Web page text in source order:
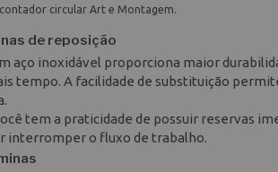
circular Art e Montagem.
de reposição
aço inoxidável proporciona maior
tempo. A facilidade de substituição
tem a praticidade de possuir reservas
interromper o fluxo de trabalho.